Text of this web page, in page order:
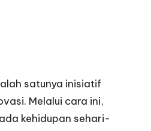
satunya inisiatif
Melalui cara ini,
kehidupan sehari-